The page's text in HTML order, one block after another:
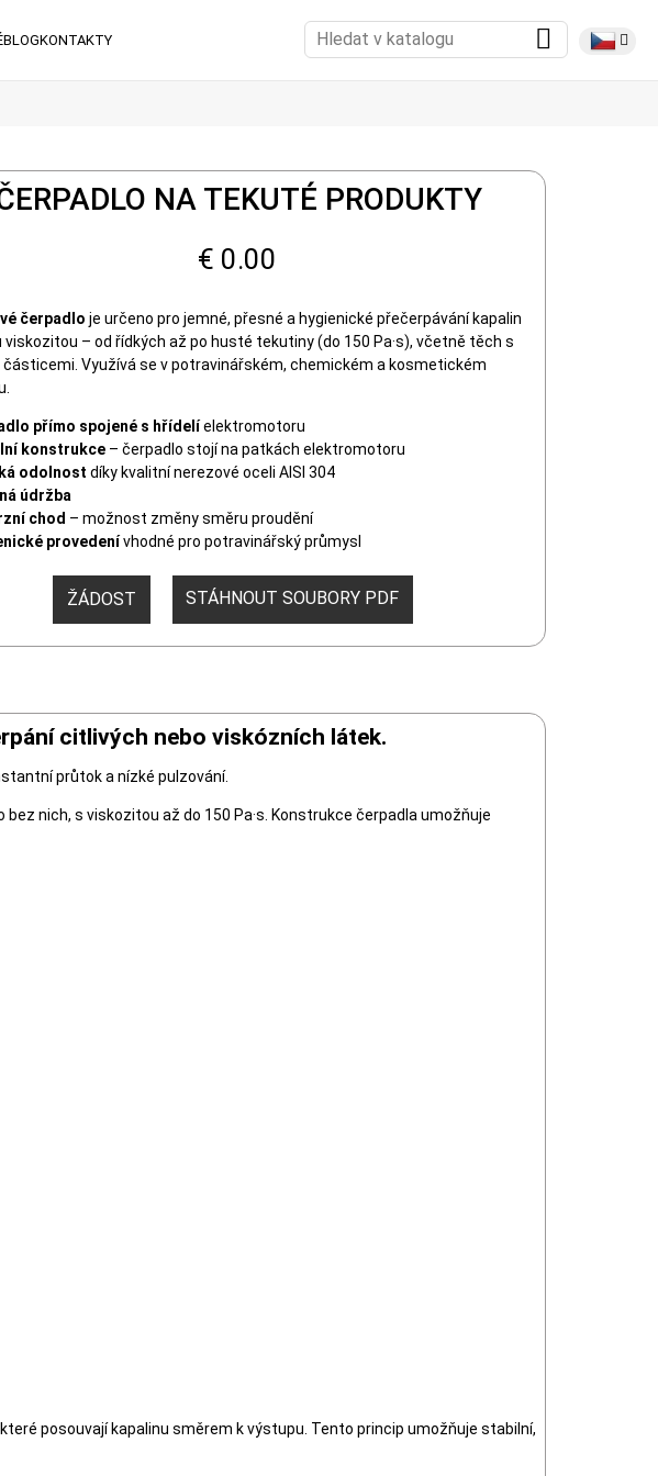
BLOGKONTAKTY
NA TEKUTÉ PRODUKTY
€ 0.00
čerpadlo je určeno pro jemné, přesné a hygienické přečerpávání kapalin
viskozitou – od řídkých až po husté tekutiny (do 150 Pa·s), včetně těch s
částicemi. Využívá se v potravinářském, chemickém a kosmetickém
přímo spojené s hřídelíelektromotoru
konstrukce – čerpadlo stojí na patkách elektromotoru
odolnost díky kvalitní nerezové oceli AISI 304
údržba
chod – možnost změny směru proudění
provedenívhodné pro potravinářský průmysl
ŽÁDOST STÁHNOUT SOUBORY PDF
citlivých nebo viskózních látek.
průtok a nízké pulzování.
nich, s viskozitou až do 150 Pa·s. Konstrukce čerpadla umožňuje
posouvají kapalinu směrem k výstupu. Tento princip umožňuje stabilní,